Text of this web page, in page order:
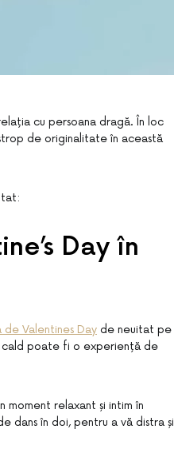
cu persoana dragă. În loc
de originalitate în această
Day în
Valentines Day de neuitat pe
cald poate fi o experiență de
moment relaxant și intim în
dans în doi, pentru a vă distra și